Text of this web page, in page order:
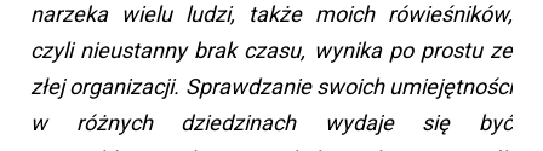
narzeka wielu ludzi, także moich rówieśników,
czyli nieustanny brak czasu, wynika po prostu ze
złej organizacji. Sprawdzanie swoich umiejętności
w różnych dziedzinach wydaje się być